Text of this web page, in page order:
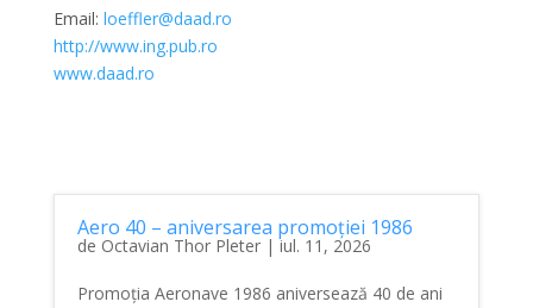
Email: loeffler@daad.ro
http://www.ing.pub.ro
www.daad.ro
Aero 40 – aniversarea promoției 1986
de Octavian Thor Pleter|iul. 11, 2026
Promoția Aeronave 1986 aniversează 40 de ani